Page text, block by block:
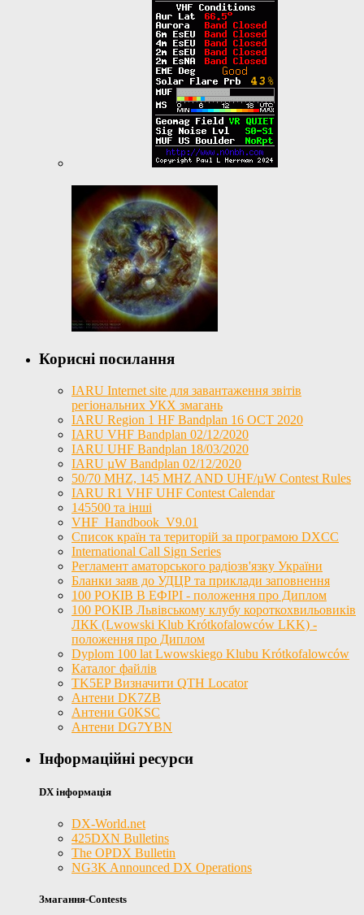
Корисні посилання
IARU Internet site для завантаження звітів
регіональних УКХ змагань
IARU Region 1 HF Bandplan 16 OCT 2020
IARU VHF Bandplan 02/12/2020
IARU UHF Bandplan 18/03/2020
IARU µW Bandplan 02/12/2020
50/70 MHZ, 145 MHZ AND UHF/µW Contest Rules
IARU R1 VHF UHF Contest Calendar
145500 та інші
VHF_Handbook_V9.01
Список країн та територій за програмою DXCC
International Call Sign Series
Регламент аматорського радіозв'язку України
Бланки заяв до УДЦР та приклади заповнення
100 РОКІВ В ЕФІРІ - положення про Диплом
100 РОКІВ Львівському клубу короткохвильовиків
ЛКК (Lwowski Klub Krótkofalowców LKK) -
положення про Диплом
Dyplom 100 lat Lwowskiego Klubu Krótkofalowców
Каталог файлів
TK5EP Визначити QTH Locator
Антени DK7ZB
Антени G0KSC
Антени DG7YBN
Інформаційні ресурси
DX інформація
DX-World.net
425DXN Bulletins
The OPDX Bulletin
NG3K Announced DX Operations
Змагання-Contests